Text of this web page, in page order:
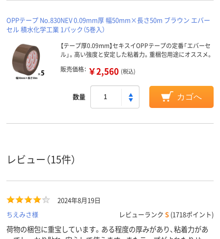
OPPテープ No.830NEV 0.09mm厚 幅50mm×長さ50m ブラウン エバー
セル 積水化学工業 1パック（5巻入）
【テープ厚0.09mm】セキスイOPPテープの定番「エバーセ
ル」。高い強度と安定した粘着力。重梱包用途にオススメ。
販売価格： ￥2,560 (税込)
数量 カゴへ
レビュー（15件）
2024年8月19日
ちえみさ様
レビューランク S (1718ポイント)
荷物の梱包に重宝しています。ある程度の厚みがあり、粘着力があ